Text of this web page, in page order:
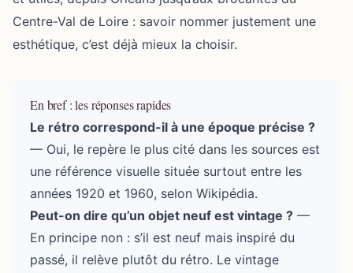
Centre-Val de Loire : savoir nommer justement une
esthétique, c’est déjà mieux la choisir.
En bref : les réponses rapides
Le rétro correspond-il à une époque précise ?
— Oui, le repère le plus cité dans les sources est
une référence visuelle située surtout entre les
années 1920 et 1960, selon Wikipédia.
Peut-on dire qu’un objet neuf est vintage ? —
En principe non : s’il est neuf mais inspiré du
passé, il relève plutôt du rétro. Le vintage